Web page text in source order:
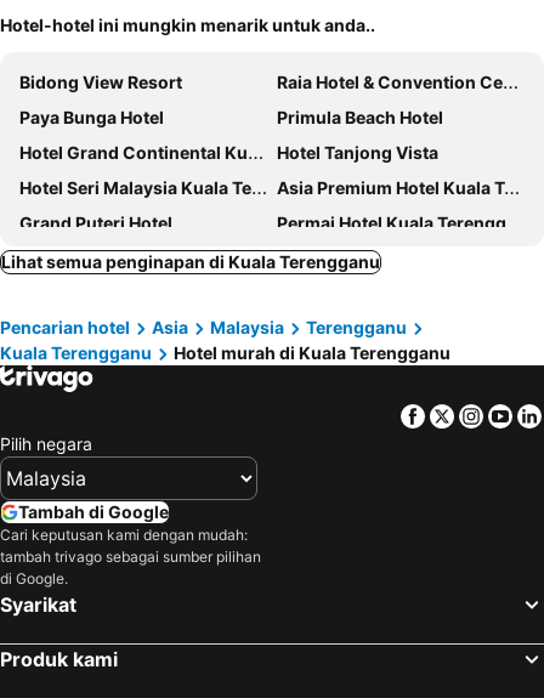
Hotel-hotel ini mungkin menarik untuk anda..
Bidong View Resort
Raia Hotel & Convention Centre Terengganu
Paya Bunga Hotel
Primula Beach Hotel
Hotel Grand Continental Kuala Terengganu
Hotel Tanjong Vista
Hotel Seri Malaysia Kuala Terengganu
Asia Premium Hotel Kuala Terengganu
Grand Puteri Hotel
Permai Hotel Kuala Terengganu
Dj Citi Plaza Hotel & Suites
Felda Residence Kuala Terengganu
The Payang Hotel
Valya Hotel, Kuala Terengganu
Ming Paragon Hotel
K SUITES HOTEL
Hotel YT Midtown
DJ Citi Point Hotel
Laguna Redang Island Resort
Suite 18 Boutique Hotel
Rest And Comfort Boutique Hotel
Hotel O Ady Hotel
Anjung Pantai Seberang
The Serai Cottage Transit Hotel
Leisure Lodge
Star Seasons Hotel
Lihat semua penginapan di Kuala Terengganu
Pencarian hotel Asia Malaysia
Terengganu
Kuala Terengganu
Hotel murah di Kuala Terengganu
Facebook
Twitter
Pilih negara
Tambah di Google
Cari keputusan kami dengan mudah:
tambah trivago sebagai sumber pilihan
di Google.
Syarikat
Produk kami